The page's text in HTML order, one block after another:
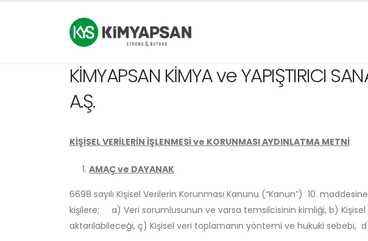
KİMYAPSAN KİMYA ve YAPIŞTIRICI
A.Ş.
KİŞİSEL VERİLERİN İŞLENMESİ ve KORUNMASI AYDINLATMA METNİ
AMAÇ ve DAYANAK
6698 sayılı Kişisel Verilerin Korunması Kanunu (“Kanun”) 10.
kişilere; a) Veri sorumlusunun ve varsa temsilcisinin kimliği, b)
aktarılabileceği, ç) Kişisel veri toplamanın yöntemi ve hukuki sebebi,